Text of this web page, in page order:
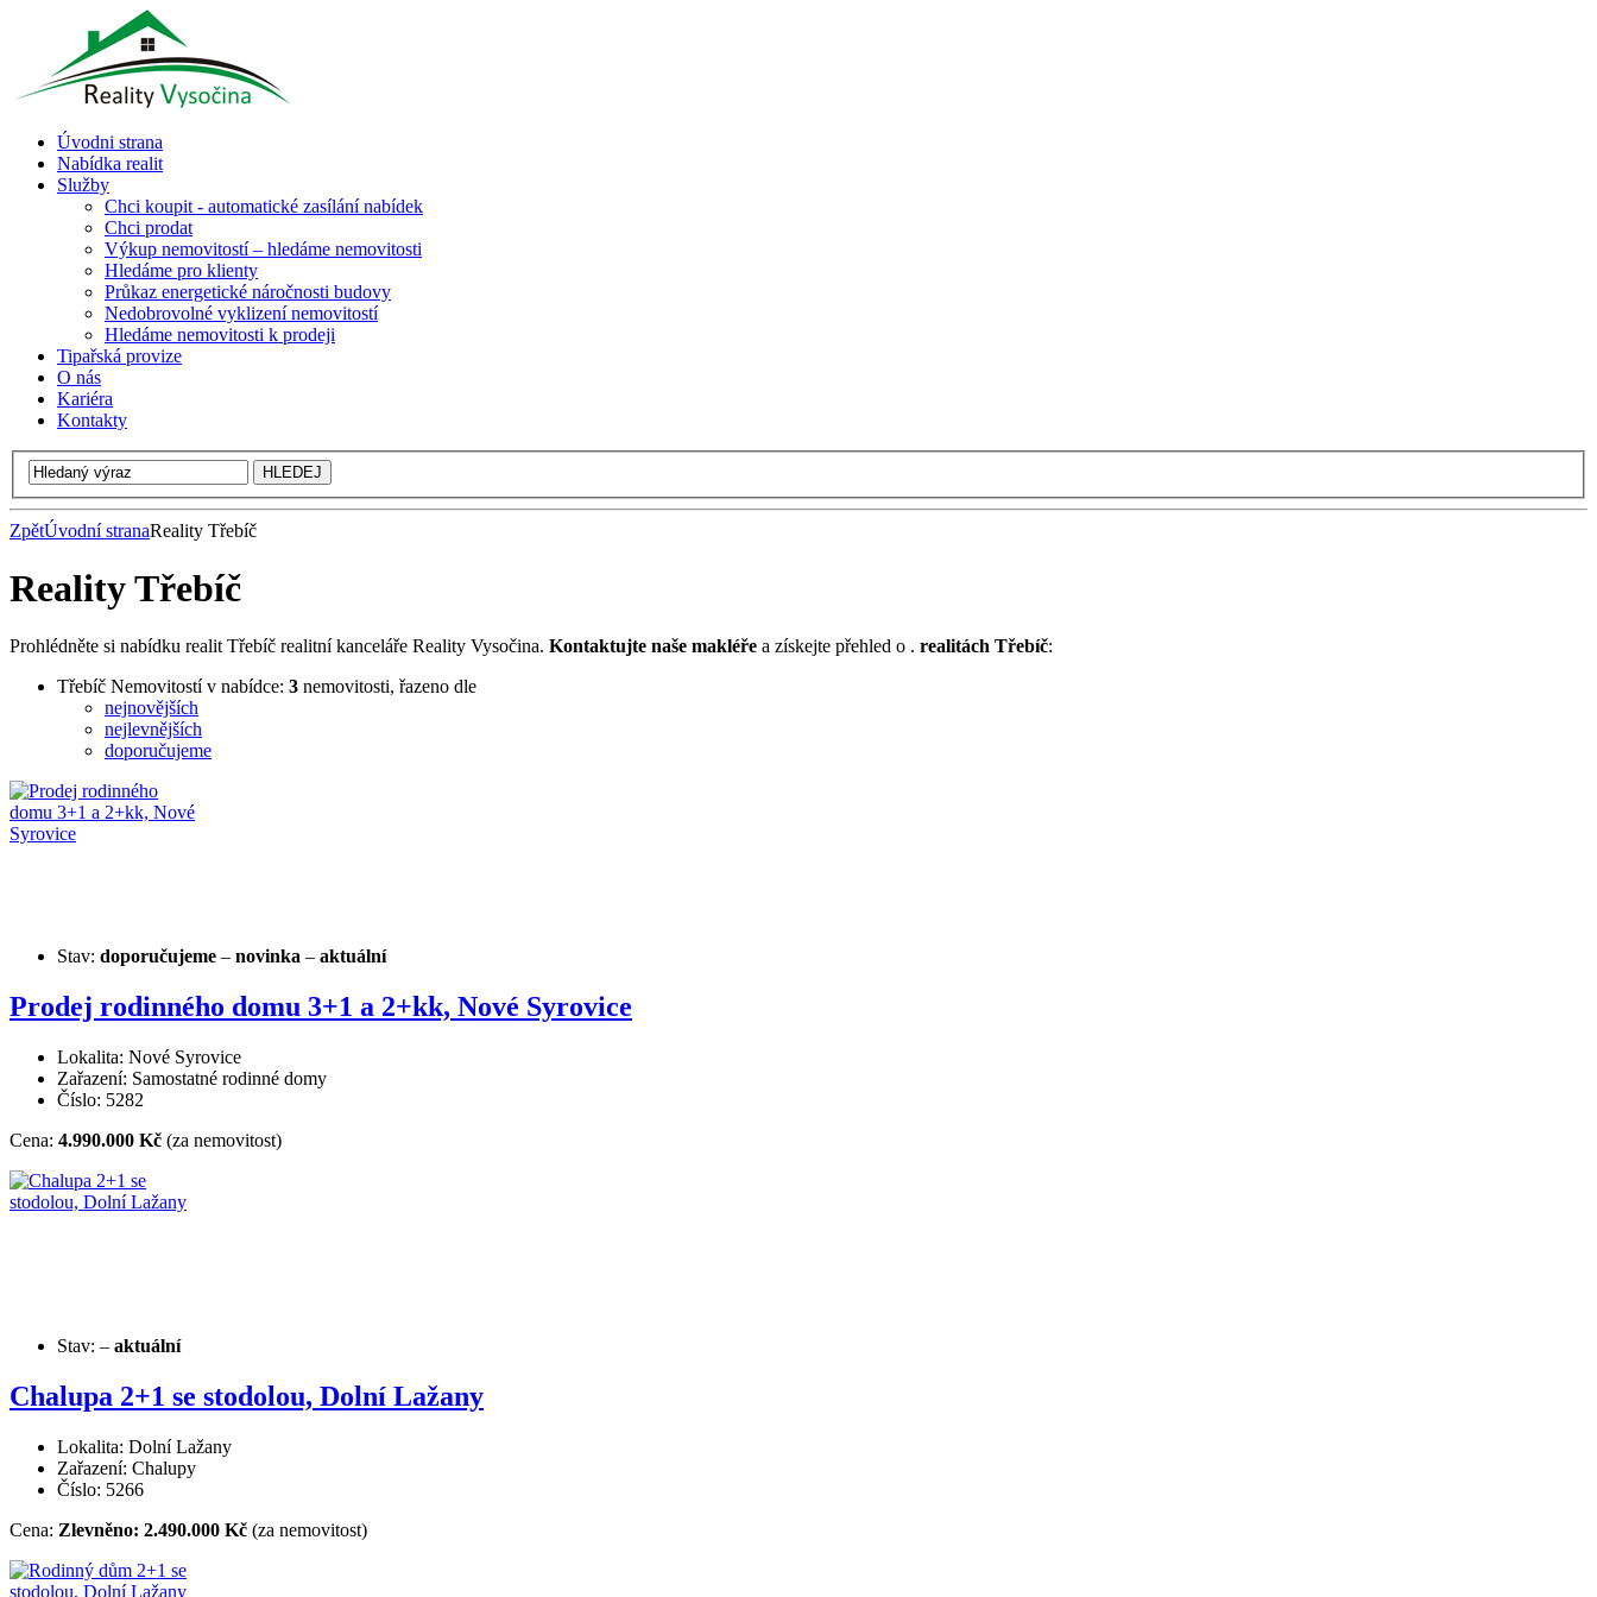
Úvodni strana
Nabídka realit
Služby
Chci koupit - automatické zasílání nabídek
Chci prodat
Výkup nemovitostí – hledáme nemovitosti
Hledáme pro klienty
Průkaz energetické náročnosti budovy
Nedobrovolné vyklizení nemovitostí
Hledáme nemovitosti k prodeji
Tipařská provize
O nás
Kariéra
Kontakty
ZpětÚvodní stranaReality Třebíč
Reality Třebíč
Prohlédněte si nabídku realit Třebíč realitní kanceláře Reality Vysočina. Kontaktujte naše makléře a získejte přehled o . realitách Třebíč:
Třebíč Nemovitostí v nabídce: 3 nemovitosti, řazeno dle
nejnovějších
nejlevnějších
doporučujeme
Stav: doporučujeme – novinka – aktuální
Prodej rodinného domu 3+1 a 2+kk, Nové Syrovice
Lokalita: Nové Syrovice
Zařazení: Samostatné rodinné domy
Číslo: 5282
Cena: 4.990.000 Kč (za nemovitost)
Stav: – aktuální
Chalupa 2+1 se stodolou, Dolní Lažany
Lokalita: Dolní Lažany
Zařazení: Chalupy
Číslo: 5266
Cena: Zlevněno: 2.490.000 Kč (za nemovitost)